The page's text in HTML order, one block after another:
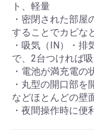
ト、軽量
・密閉された部屋
することでカビな
・吸気（IN）・
で、2台つければ
・電池が満充電
・丸型の開口部を
などほとんどの壁
・夜間操作時に